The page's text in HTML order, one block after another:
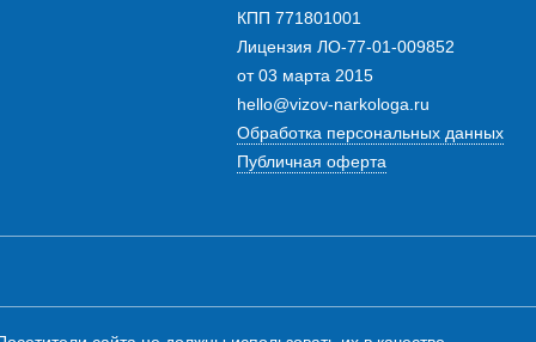
КПП 771801001
Лицензия ЛО-77-01-009852
от 03 марта 2015
hello@vizov-narkologa.ru
Обработка персональных данных
Публичная оферта